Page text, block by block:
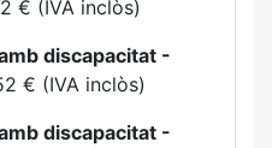
€ (IVA inclòs)
discapacitat -
€ (IVA inclòs)
discapacitat -